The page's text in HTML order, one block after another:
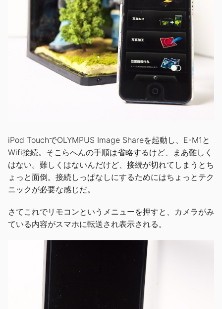
iPod TouchでOLYMPUS Image Shareを起動し、E-M1と
Wifi接続。そこらへんの手順は省略するけど、まあ難しく
はない。難しくはないんだけど、接続が切れてしまうとち
ょっと面倒。接続しっぱなしにするためにはちょっとテク
ニックが必要な感じだ。
さてこれでリモコンというメニューを押すと、カメラがみ
ている内容がスマホに転送され表示される。